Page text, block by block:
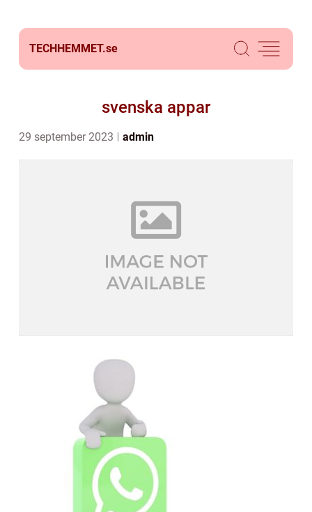
TECHHEMMET.se
svenska appar
29 september 2023 admin